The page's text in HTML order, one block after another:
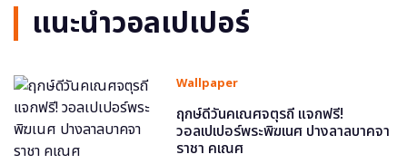
แนะนำวอลเปเปอร์
Wallpaper
ฤกษ์ดีวันคเณศจตุรถี แจกฟรี!
วอลเปเปอร์พระพิฆเนศ ปางลาลบาคจา
ราชา คเณศ